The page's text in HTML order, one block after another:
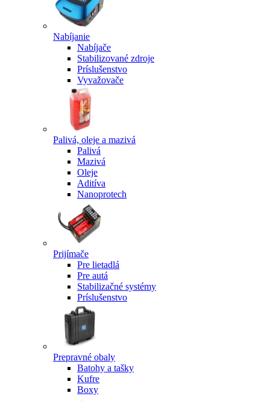
Nabíjanie
Nabíjače
Stabilizované zdroje
Príslušenstvo
Vyvažovače
Palivá, oleje a mazivá
Palivá
Mazivá
Oleje
Aditíva
Nanoprotech
Prijímače
Pre lietadlá
Pre autá
Stabilizačné systémy
Príslušenstvo
Prepravné obaly
Batohy a tašky
Kufre
Boxy